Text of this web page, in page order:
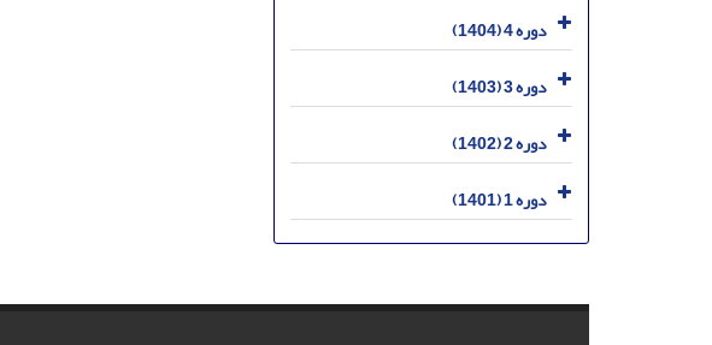
دوره 4 (1404)
دوره 3 (1403)
دوره 2 (1402)
دوره 1 (1401)